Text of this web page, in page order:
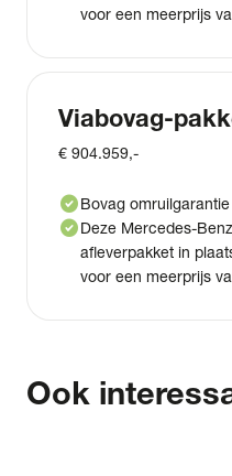
voor een meerprijs
Viabovag-
€ 904.959,-
check_circleBovag
check_circleDeze Mercedes-
afleverpakket in
voor een meerprijs
Ook